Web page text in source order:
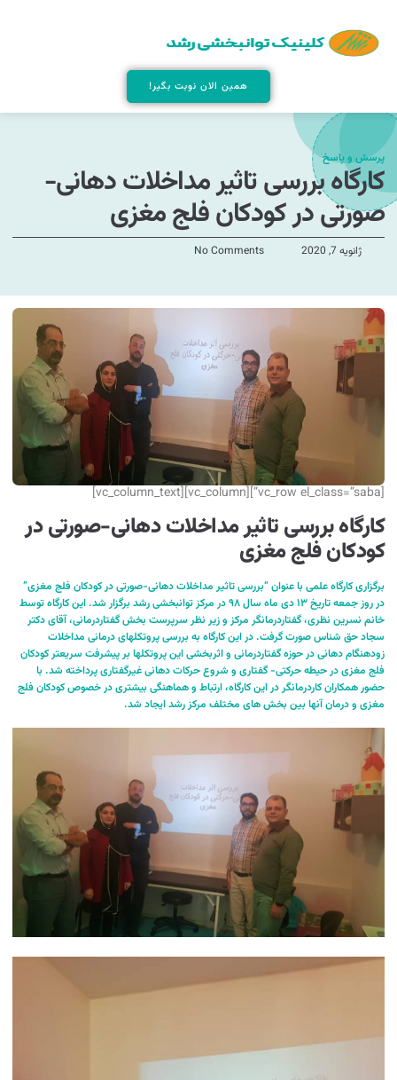
همین الان نوبت بگیر!
پرسش و پاسخ
کارگاه بررسی تاثیر مداخلات دهانی-
صورتی در کودکان فلج مغزی
ژانویه 7, 2020 No Comments
[vc_row el_class=”saba”][vc_column][vc_column_text]
کارگاه بررسی تاثیر مداخلات دهانی-صورتی در
کودکان فلج مغزی
برگزاری کارگاه علمی با عنوان “بررسی تاثیر مداخلات دهانی-صورتی در کودکان فلج مغزی”
در روز جمعه تاریخ ۱۳ دی ماه سال ۹۸ در مرکز توانبخشی رشد برگزار شد. این کارگاه توسط
خانم نسرین نظری، گفتاردرمانگر مرکز و زیر نظر سرپرست بخش گفتاردرمانی، آقای دکتر
سجاد حق شناس صورت گرفت. در این کارگاه به بررسی پروتکلهای درمانی مداخلات
زودهنگام دهانی در حوزه گفتاردرمانی و اثربخشی این پروتکلها بر پیشرفت سریعتر کودکان
فلج مغزی در حیطه حرکتی- گفتاری و شروع حرکات دهانی غیرگفتاری پرداخته شد. با
حضور همکاران کاردرمانگر در این کارگاه، ارتباط و هماهنگی بیشتری در خصوص کودکان فلج
مغزی و درمان آنها بین بخش های مختلف مرکز رشد ایجاد شد.